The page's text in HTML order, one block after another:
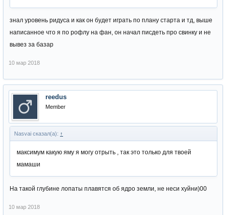
знал уровень ридуса и как он будет играть по плану старта и тд, выше
написанное что я по рофлу на фан, он начал писдеть про свинку и не
вывез за базар
10 мар 2018
reedus
Member
Nasvai сказал(а): ↑
максимум какую яму я могу отрыть , так это только для твоей
мамаши
На такой глубине лопаты плавятся об ядро земли, не неси хуйни)00
10 мар 2018